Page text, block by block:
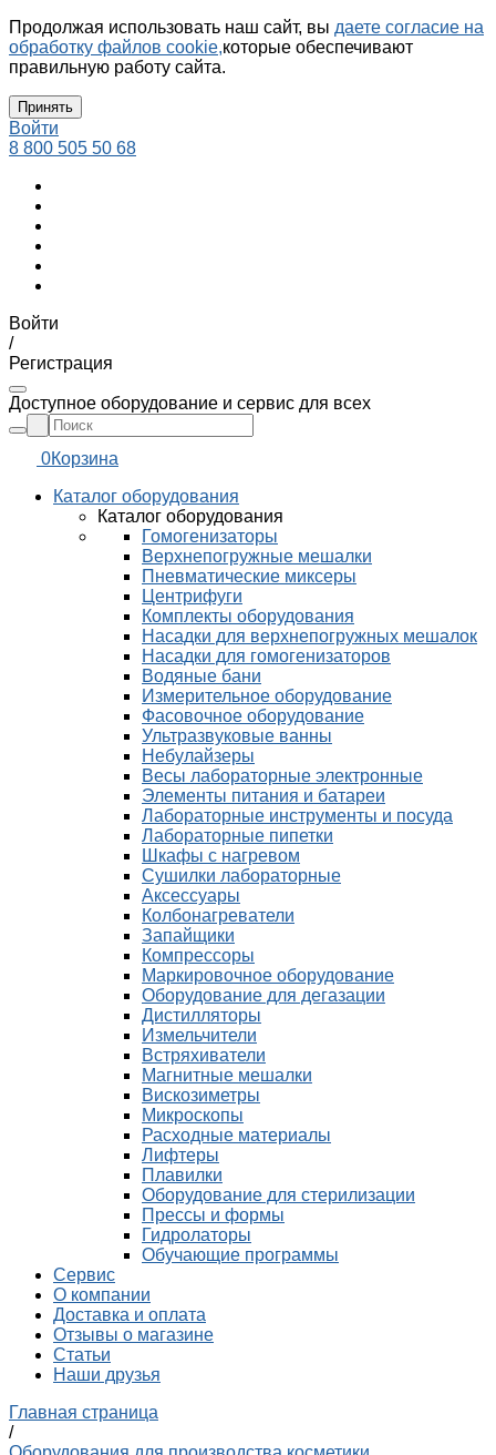
Продолжая использовать наш сайт, вы даете согласие на
обработку файлов cookie,которые обеспечивают
правильную работу сайта.
Принять
Войти
8 800 505 50 68
Войти
/
Регистрация
Доступное оборудование и сервис для всех
0Корзина
Каталог оборудования
Каталог оборудования
Гомогенизаторы
Верхнепогружные мешалки
Пневматические миксеры
Центрифуги
Комплекты оборудования
Насадки для верхнепогружных мешалок
Насадки для гомогенизаторов
Водяные бани
Измерительное оборудование
Фасовочное оборудование
Ультразвуковые ванны
Небулайзеры
Весы лабораторные электронные
Элементы питания и батареи
Лабораторные инструменты и посуда
Лабораторные пипетки
Шкафы с нагревом
Сушилки лабораторные
Аксессуары
Колбонагреватели
Запайщики
Компрессоры
Маркировочное оборудование
Оборудование для дегазации
Дистилляторы
Измельчители
Встряхиватели
Магнитные мешалки
Вискозиметры
Микроскопы
Расходные материалы
Лифтеры
Плавилки
Оборудование для стерилизации
Прессы и формы
Гидролаторы
Обучающие программы
Сервис
О компании
Доставка и оплата
Отзывы о магазине
Статьи
Наши друзья
Главная страница
/